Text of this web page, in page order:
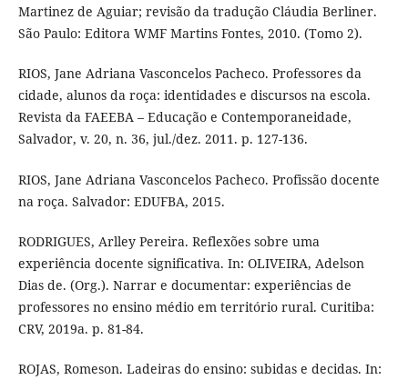
Martinez de Aguiar; revisão da tradução Cláudia Berliner.
São Paulo: Editora WMF Martins Fontes, 2010. (Tomo 2).
RIOS, Jane Adriana Vasconcelos Pacheco. Professores da
cidade, alunos da roça: identidades e discursos na escola.
Revista da FAEEBA – Educação e Contemporaneidade,
Salvador, v. 20, n. 36, jul./dez. 2011. p. 127-136.
RIOS, Jane Adriana Vasconcelos Pacheco. Profissão docente
na roça. Salvador: EDUFBA, 2015.
RODRIGUES, Arlley Pereira. Reflexões sobre uma
experiência docente significativa. In: OLIVEIRA, Adelson
Dias de. (Org.). Narrar e documentar: experiências de
professores no ensino médio em território rural. Curitiba:
CRV, 2019a. p. 81-84.
ROJAS, Romeson. Ladeiras do ensino: subidas e decidas. In: